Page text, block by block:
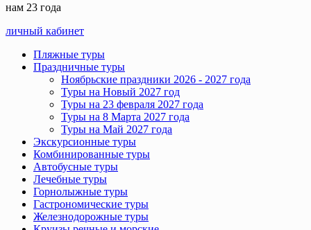
нам 23 года
личный кабинет
Пляжные туры
Праздничные туры
Ноябрьские праздники 2026 - 2027 года
Туры на Новый 2027 год
Туры на 23 февраля 2027 года
Туры на 8 Марта 2027 года
Туры на Май 2027 года
Экскурсионные туры
Комбинированные туры
Автобусные туры
Лечебные туры
Горнолыжные туры
Гастрономические туры
Железнодорожные туры